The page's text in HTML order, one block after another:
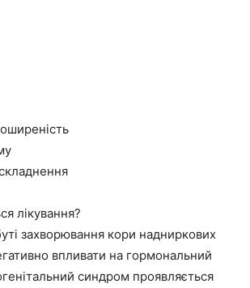
лікування?
захворювання кори надниркових
впливати на гормональний
синдром проявляється